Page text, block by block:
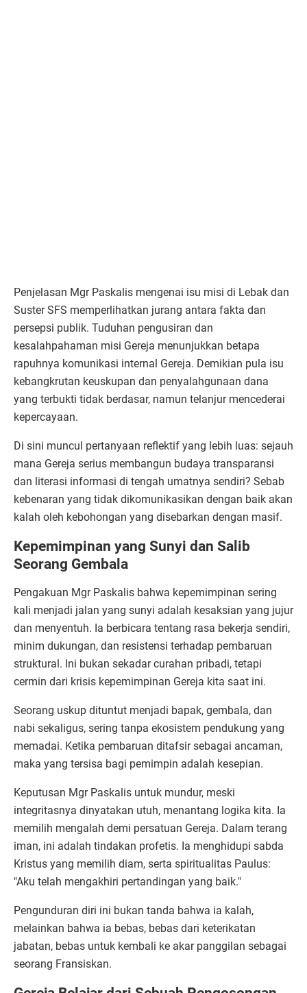
Penjelasan Mgr Paskalis mengenai isu misi di Lebak dan
Suster SFS memperlihatkan jurang antara fakta dan
persepsi publik. Tuduhan pengusiran dan
kesalahpahaman misi Gereja menunjukkan betapa
rapuhnya komunikasi internal Gereja. Demikian pula isu
kebangkrutan keuskupan dan penyalahgunaan dana
yang terbukti tidak berdasar, namun telanjur mencederai
kepercayaan.
Di sini muncul pertanyaan reflektif yang lebih luas: sejauh
mana Gereja serius membangun budaya transparansi
dan literasi informasi di tengah umatnya sendiri? Sebab
kebenaran yang tidak dikomunikasikan dengan baik akan
kalah oleh kebohongan yang disebarkan dengan masif.
Kepemimpinan yang Sunyi dan Salib
Seorang Gembala
Pengakuan Mgr Paskalis bahwa kepemimpinan sering
kali menjadi jalan yang sunyi adalah kesaksian yang jujur
dan menyentuh. Ia berbicara tentang rasa bekerja sendiri,
minim dukungan, dan resistensi terhadap pembaruan
struktural. Ini bukan sekadar curahan pribadi, tetapi
cermin dari krisis kepemimpinan Gereja kita saat ini.
Seorang uskup dituntut menjadi bapak, gembala, dan
nabi sekaligus, sering tanpa ekosistem pendukung yang
memadai. Ketika pembaruan ditafsir sebagai ancaman,
maka yang tersisa bagi pemimpin adalah kesepian.
Keputusan Mgr Paskalis untuk mundur, meski
integritasnya dinyatakan utuh, menantang logika kita. Ia
memilih mengalah demi persatuan Gereja. Dalam terang
iman, ini adalah tindakan profetis. Ia menghidupi sabda
Kristus yang memilih diam, serta spiritualitas Paulus:
"Aku telah mengakhiri pertandingan yang baik."
Pengunduran diri ini bukan tanda bahwa ia kalah,
melainkan bahwa ia bebas, bebas dari keterikatan
jabatan, bebas untuk kembali ke akar panggilan sebagai
seorang Fransiskan.